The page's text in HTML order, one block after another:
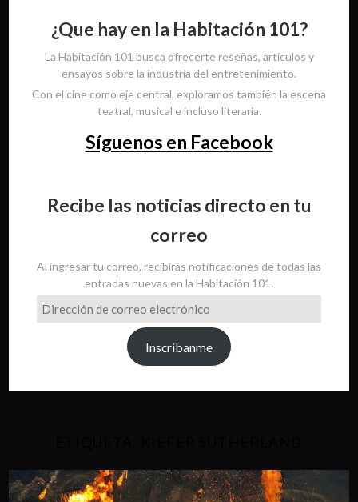
¿Que hay en la Habitación 101?
La Habitación 101 busca ofrecerte reseñas, artículos y
ensayos sobre la industria del entretenimiento.
Con el cine como eje central, exploramos también la escena
teatral, musical e incluso literaria.
Síguenos en Facebook
Recibe las noticias directo en tu
correo
Al ingresar tu correo, recibirás notificaciones de todas las
entradas nuevas en la Habitación 101.
Dirección
de
Inscribanme